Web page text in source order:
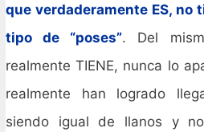
que verdaderamente ES, no
tipo de “poses”. Del
realmente TIENE, nunca lo
realmente han logrado
siendo igual de llanos y